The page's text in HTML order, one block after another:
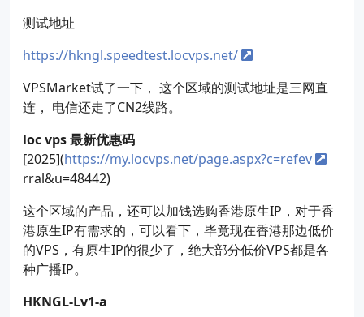
测试地址
https://hkngl.speedtest.locvps.net/
VPSMarket试了一下， 这个区域的测试地址是三网直
连， 电信还走了CN2线路。
loc vps 最新优惠码
[2025](https://my.locvps.net/page.aspx?c=refev
rral&u=48442)
这个区域的产品，还可以加钱选购香港原生IP，对于香
港原生IP有需求的，可以看下，毕竟现在香港那边低价
的VPS，有原生IP的很少了，绝大部分低价VPS都是各
种广播IP。
HKNGL-Lv1-a